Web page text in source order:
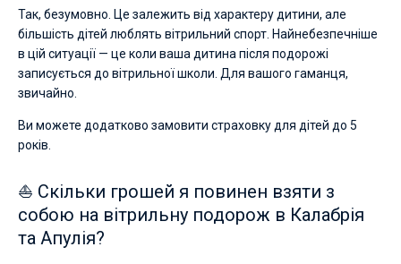
Так, безумовно. Це залежить від характеру дитини, але
більшість дітей люблять вітрильний спорт. Найнебезпечніше
в цій ситуації — це коли ваша дитина після подорожі
записується до вітрильної школи. Для вашого гаманця,
звичайно.
Ви можете додатково замовити страховку для дітей до 5
років.
⛵ Скільки грошей я повинен взяти з
собою на вітрильну подорож в Калабрія
та Апулія?